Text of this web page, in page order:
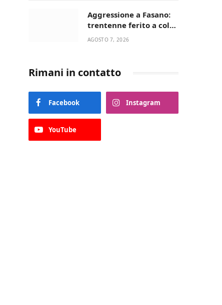
Aggressione a Fasano:
trentenne ferito a colpi
di pistola in casa
AGOSTO 7, 2026
Rimani in contatto
Facebook Instagram
YouTube